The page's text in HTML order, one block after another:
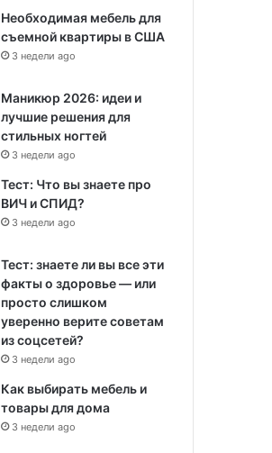
Необходимая мебель для
съемной квартиры в США
3 недели ago
Маникюр 2026: идеи и
лучшие решения для
стильных ногтей
3 недели ago
Тест: Что вы знаете про
ВИЧ и СПИД?
3 недели ago
Тест: знаете ли вы все эти
факты о здоровье — или
просто слишком
уверенно верите советам
из соцсетей?
3 недели ago
Как выбирать мебель и
товары для дома
3 недели ago